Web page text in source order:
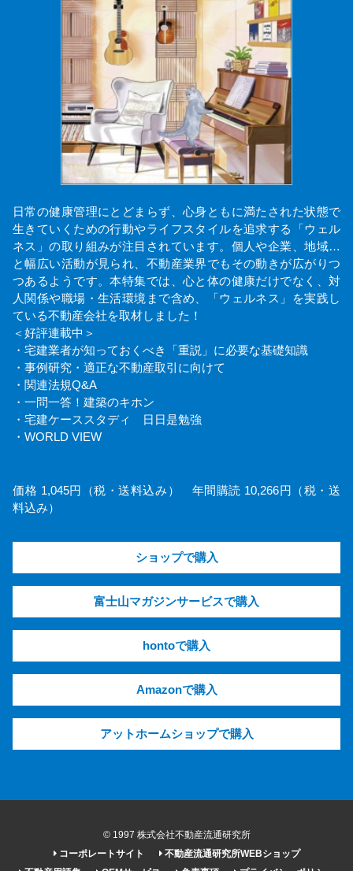
日常の健康管理にとどまらず、心身ともに満たされた状態で
生きていくための行動やライフスタイルを追求する「ウェル
ネス」の取り組みが注目されています。個人や企業、地域…
と幅広い活動が見られ、不動産業界でもその動きが広がりつ
つあるようです。本特集では、心と体の健康だけでなく、対
人関係や職場・生活環境まで含め、「ウェルネス」を実践し
ている不動産会社を取材しました！
＜好評連載中＞
・宅建業者が知っておくべき「重説」に必要な基礎知識
・事例研究・適正な不動産取引に向けて
・関連法規Q&A
・一問一答！建築のキホン
・宅建ケーススタディ 日日是勉強
・WORLD VIEW
価格 1,045円（税・送料込み） 年間購読 10,266円（税・送
料込み）
ショップで購入
富士山マガジンサービスで購入
hontoで購入
Amazonで購入
アットホームショップで購入
© 1997 株式会社不動産流通研究所
コーポレートサイト
不動産流通研究所WEBショップ